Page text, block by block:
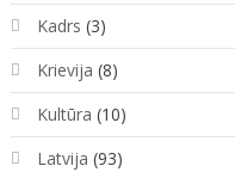
Kadrs (3)
Krievija (8)
Kultūra (10)
Latvija (93)